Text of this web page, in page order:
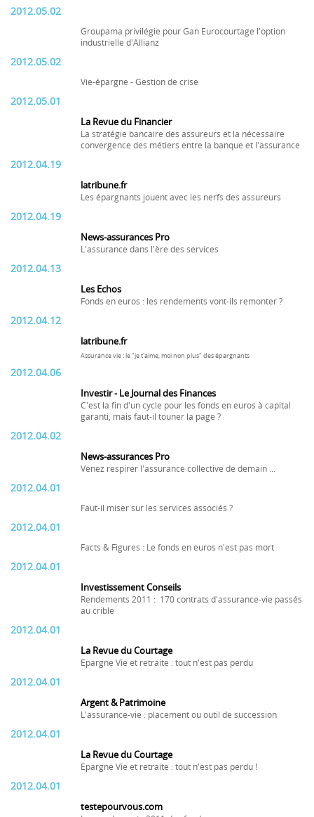
2012.05.02
Groupama privilégie pour Gan Eurocourtage l'option
industrielle d'Allianz
2012.05.02
Vie-épargne - Gestion de crise
2012.05.01
La Revue du Financier
La stratégie bancaire des assureurs et la nécessaire
convergence des métiers entre la banque et l'assurance
2012.04.19
latribune.fr
Les épargnants jouent avec les nerfs des assureurs
2012.04.19
News-assurances Pro
L'assurance dans l'ère des services
2012.04.13
Les Echos
Fonds en euros : les rendements vont-ils remonter ?
2012.04.12
latribune.fr
Assurance vie : le "je t'aime, moi non plus" des épargnants
2012.04.06
Investir - Le Journal des Finances
C'est la fin d'un cycle pour les fonds en euros à capital
garanti, mais faut-il touner la page ?
2012.04.02
News-assurances Pro
Venez respirer l'assurance collective de demain ...
2012.04.01
Faut-il miser sur les services associés ?
2012.04.01
Facts & Figures : Le fonds en euros n'est pas mort
2012.04.01
Investissement Conseils
Rendements 2011 : 170 contrats d'assurance-vie passés
au crible
2012.04.01
La Revue du Courtage
Epargne Vie et retraite : tout n'est pas perdu
2012.04.01
Argent & Patrimoine
L'assurance-vie : placement ou outil de succession
2012.04.01
La Revue du Courtage
Epargne Vie et retraite : tout n'est pas perdu !
2012.04.01
testepourvous.com